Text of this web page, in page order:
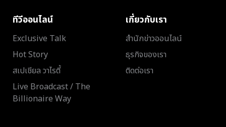
ทีวีออนไลน์
Exclusive Talk
Hot Story
สเปเชียล วาไรตี้
Live Broadcast / The
Billionaire Way
เกี่ยวกับเรา
สำนักข่าวออนไลน์
ธุรกิจของเรา
ติดต่อเรา